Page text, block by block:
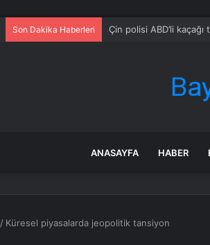
Son Dakika Haberleri Çin polisi ABD’li
ANASAYFA HABER
/ Küresel piyasalarda jeopolitik tansiyon